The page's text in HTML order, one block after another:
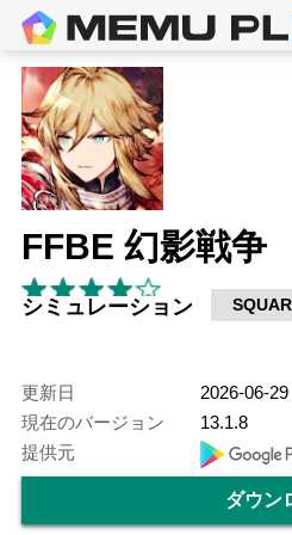
FFBE 幻影戦争
シミュレーション
更新日
2026-06-29
現在のバージョン
13.1.8
提供元
ダウン